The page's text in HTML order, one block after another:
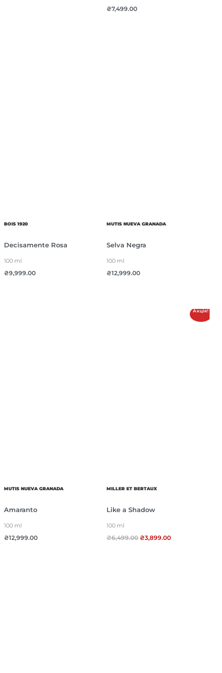
₴7,499.00
BOIS 1920
Decisamente Rosa
100 ml
₴9,999.00
MUTIS NUEVA GRANADA
Selva Negra
100 ml
₴12,999.00
MUTIS NUEVA GRANADA
Amaranto
100 ml
₴12,999.00
Акція!
MILLER ET BERTAUX
Like a Shadow
100 ml
₴6,499.00 ₴3,899.00